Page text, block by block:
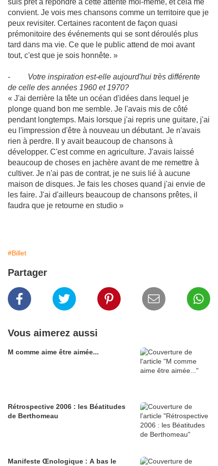
suis prêt à répondre à cette attente moi-même, et cela me
convient. Je vois mes chansons comme un territoire que je
peux revisiter. Certaines racontent de façon quasi
prémonitoire des événements qui se sont déroulés plus
tard dans ma vie. Ce que le public attend de moi avant
tout, c'est que je sois honnête. »
- Votre inspiration est-elle aujourd'hui très différente
de celle des années 1960 et 1970?
« J'ai derrière la tête un océan d'idées dans lequel je
plonge quand bon me semble. Je l'avais mis de côté
pendant longtemps. Mais lorsque j'ai repris une guitare, j'ai
eu l'impression d'être à nouveau un débutant. Je n'avais
rien à perdre. Il y avait beaucoup de chansons à
développer. C'est comme en agriculture. J'avais laissé
beaucoup de choses en jachère avant de me remettre à
cultiver. Je n'ai pas de contrat, je ne suis lié à aucune
maison de disques. Je fais les choses quand j'ai envie de
les faire. J'ai d'ailleurs beaucoup de chansons prêtes, il
faudra que je retourne en studio »
#Billet
Partager
Vous aimerez aussi
M comme aime être aimée...
Rétrospective 2006 : les Béatitudes
de Berthomeau
Manifeste Œnologique : A bas le